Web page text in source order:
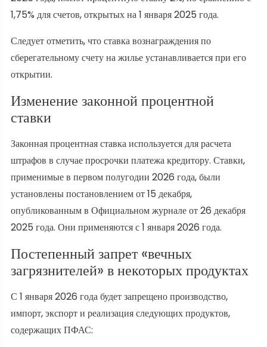
1,75% для счетов, открытых на 1 января 2025 года.
Следует отметить, что ставка вознаграждения по
сберегательному счету на жилье устанавливается при его
открытии.
Изменение законной процентной
ставки
Законная процентная ставка используется для расчета
штрафов в случае просрочки платежа кредитору. Ставки,
применимые в первом полугодии 2026 года, были
установлены постановлением от 15 декабря,
опубликованным в Официальном журнале от 26 декабря
2025 года. Они применяются с 1 января 2026 года.
Постепенный запрет «вечных
загрязнителей» в некоторых продуктах
С 1 января 2026 года будет запрещено производство,
импорт, экспорт и реализация следующих продуктов,
содержащих ПФАС: